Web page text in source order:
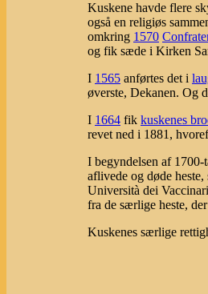
Kuskene havde flere
også en religiøs
omkring 1570
og fik sæde i Kirken
I 1565 anførtes det i
øverste, Dekanen. Og
I 1664 fik kuskenes
revet ned i 1881,
I begyndelsen af
aflivede og døde
Università dei
fra de særlige heste,
Kuskenes særlige